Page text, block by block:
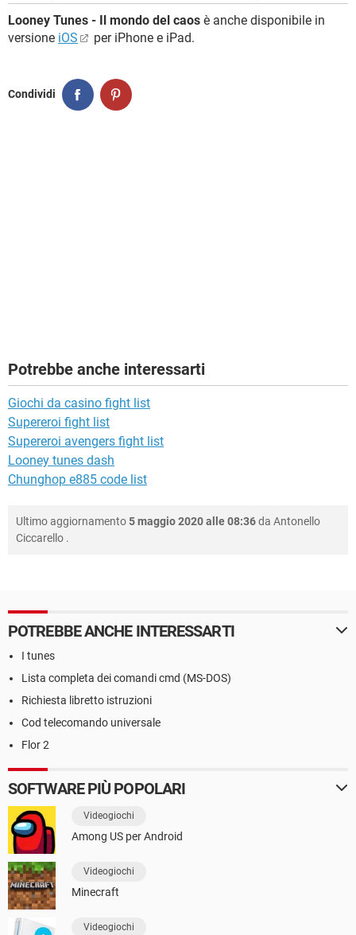
Looney Tunes - Il mondo del caos è anche disponibile in
versione iOS per iPhone e iPad.
Condividi
Potrebbe anche interessarti
Giochi da casino fight list
Supereroi fight list
Supereroi avengers fight list
Looney tunes dash
Chunghop e885 code list
Ultimo aggiornamento5 maggio 2020 alle 08:36da Antonello
Ciccarello .
POTREBBE ANCHE INTERESSARTI
I tunes
Lista completa dei comandi cmd (MS-DOS)
Richiesta libretto istruzioni
Cod telecomando universale
Flor 2
SOFTWARE PIÙ POPOLARI
Videogiochi
Among US per Android
Videogiochi
Minecraft
Videogiochi